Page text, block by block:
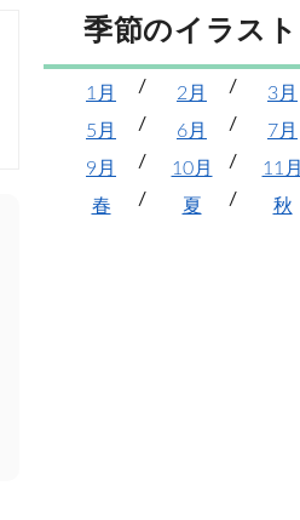
季節のイラス
1月 2月 3月
5月
6月 7月
9月
10月 11月
春
夏 秋